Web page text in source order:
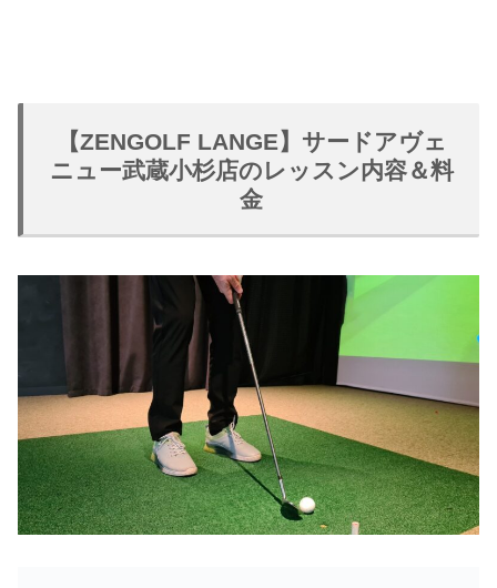
【ZENGOLF LANGE】サードアヴェ
ニュー武蔵小杉店のレッスン内容＆料
金